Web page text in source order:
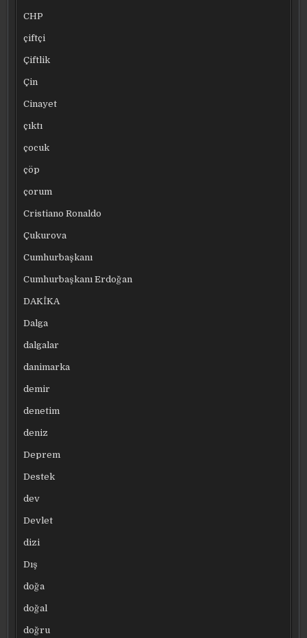
CHP
çiftçi
Çiftlik
Çin
Cinayet
çıktı
çocuk
çöp
çorum
Cristiano Ronaldo
Çukurova
Cumhurbaşkanı
Cumhurbaşkanı Erdoğan
DAKİKA
Dalga
dalgalar
danimarka
demir
denetim
deniz
Deprem
Destek
dev
Devlet
dizi
Dış
doğa
doğal
doğru